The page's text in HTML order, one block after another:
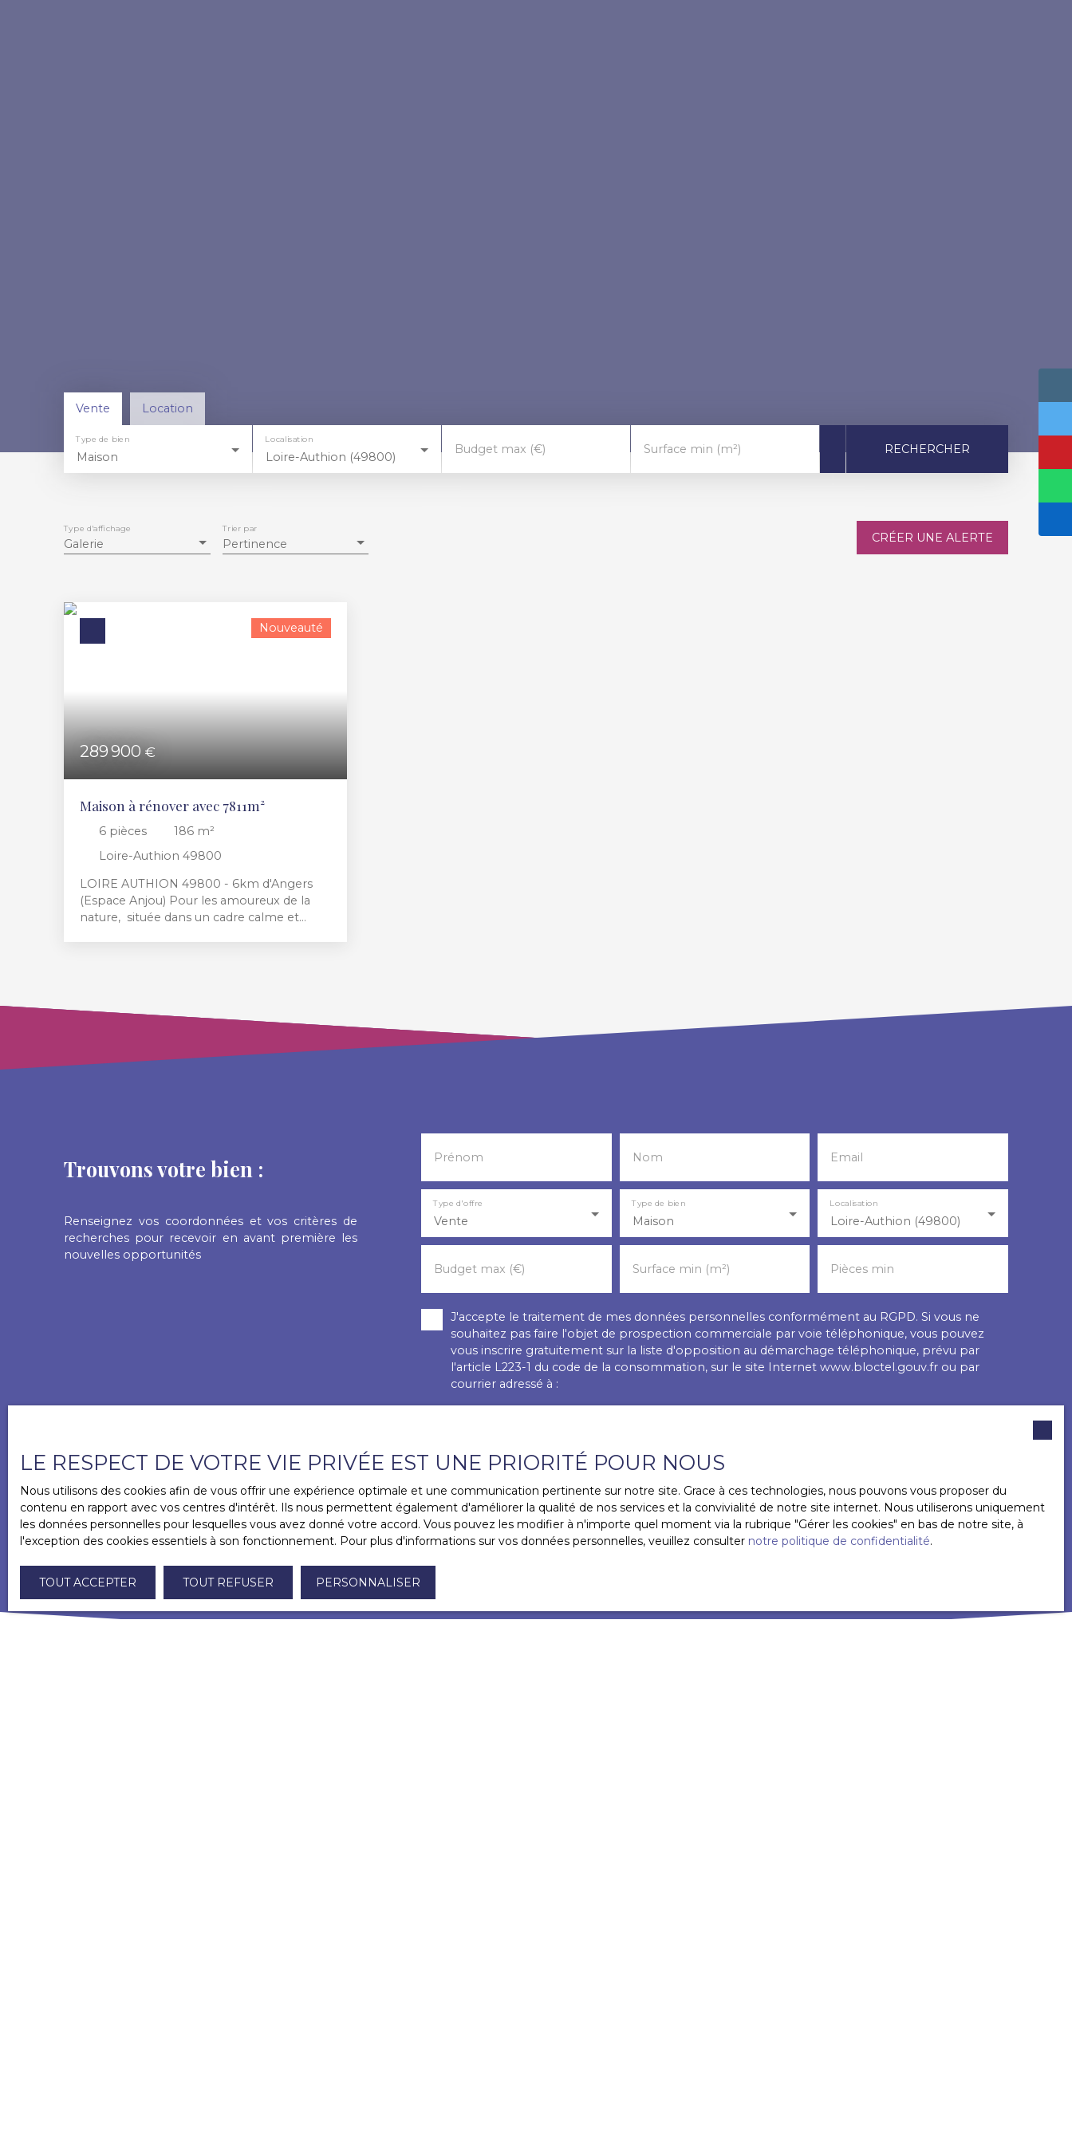
Vente Location
Maison
Type de bien
Loire-Authion (49800)
Localisation
Budget max (€) Surface min (m²) RECHERCHER
Galerie
Type d'affichage
Pertinence
Trier par
CRÉER UNE ALERTE
289 900 €
Nouveauté
Maison à rénover avec 7811m²
6 pièces 186 m²
Loire-Authion 49800
LOIRE AUTHION 49800 - 6km d'Angers
(Espace Anjou) Pour les amoureux de la
nature, située dans un cadre calme et
sur deux niveaux. Possibilité de faire une
chambres, créer un logement
indépendant ou un cabinet pour une
Visitable de suite.
Trouvons votre bien :
Renseignez vos coordonnées et vos critères de
recherches pour recevoir en avant première les
nouvelles opportunités
Prénom Nom Email
Vente
Type d'offre
Maison
Type de bien
Loire-Authion (49800)
Localisation
Budget max (€) Surface min (m²) Pièces min
J'accepte le traitement de mes données personnelles conformément au RGPD. Si vous ne
souhaitez pas faire l'objet de prospection commerciale par voie téléphonique, vous pouvez
vous inscrire gratuitement sur la liste d'opposition au démarchage téléphonique, prévu par
l'article L223-1 du code de la consommation, sur le site Internet www.bloctel.gouv.fr ou par
courrier adressé à :
Pour en savoir plus sur le traitement de vos données personnelles, veuillez consulter notre
politique de confidentialité.
RECEVOIR DES ANNONCES
LE RESPECT DE VOTRE VIE PRIVÉE EST UNE PRIORITÉ POUR NOUS
Nous utilisons des cookies afin de vous offrir une expérience optimale et une communication pertinente sur notre site. Grace à ces technologies, nous pouvons vous proposer du
contenu en rapport avec vos centres d'intérêt. Ils nous permettent également d'améliorer la qualité de nos services et la convivialité de notre site internet. Nous utiliserons uniquement
les données personnelles pour lesquelles vous avez donné votre accord. Vous pouvez les modifier à n'importe quel moment via la rubrique ″Gérer les cookies″ en bas de notre site, à
l'exception des cookies essentiels à son fonctionnement. Pour plus d'informations sur vos données personnelles, veuillez consulter notre politique de confidentialité.
TOUT ACCEPTER TOUT REFUSER PERSONNALISER